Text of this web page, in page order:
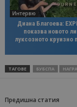
Интервю
Диана Благоева:
показва новото
луксозното круизно
ТАГОВЕ БУБСПА
Предишна статия